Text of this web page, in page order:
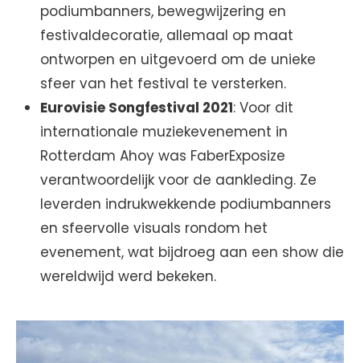
podiumbanners, bewegwijzering en
festivaldecoratie, allemaal op maat
ontworpen en uitgevoerd om de unieke
sfeer van het festival te versterken.
Eurovisie Songfestival 2021: Voor dit
internationale muziekevenement in
Rotterdam Ahoy was FaberExposize
verantwoordelijk voor de aankleding. Ze
leverden indrukwekkende podiumbanners
en sfeervolle visuals rondom het
evenement, wat bijdroeg aan een show die
wereldwijd werd bekeken.